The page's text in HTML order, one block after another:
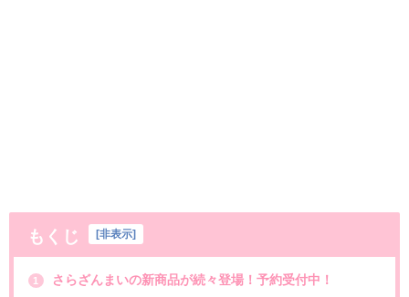
もくじ 非表示
1 さらざんまいの新商品が続々登場！予約受付中！